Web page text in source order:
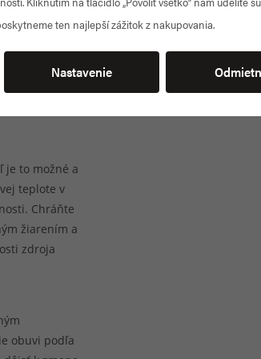
je to možné a
teplote v
Chráňte
žiarením a
zdroja
obuvi podľa
ten najlepší zážitok z nakupovania.
Nastavenie